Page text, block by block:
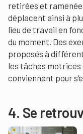
retirées et
déplacent ainsi à
lieu de travail en
du moment. Des
proposés à
les tâches motrices
conviennent pour
4. Se